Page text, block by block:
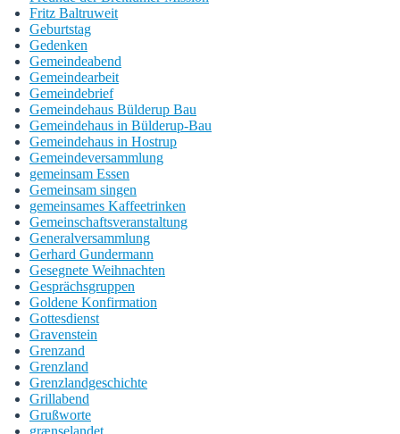
Fritz Baltruweit
Geburtstag
Gedenken
Gemeindeabend
Gemeindearbeit
Gemeindebrief
Gemeindehaus Bülderup Bau
Gemeindehaus in Bülderup-Bau
Gemeindehaus in Hostrup
Gemeindeversammlung
gemeinsam Essen
Gemeinsam singen
gemeinsames Kaffeetrinken
Gemeinschaftsveranstaltung
Generalversammlung
Gerhard Gundermann
Gesegnete Weihnachten
Gesprächsgruppen
Goldene Konfirmation
Gottesdienst
Gravenstein
Grenzand
Grenzland
Grenzlandgeschichte
Grillabend
Grußworte